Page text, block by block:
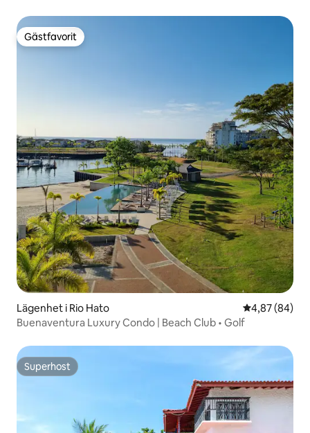
Gästfavorit
Gästfavorit
Lägenhet i Rio Hato 4,87 av 5 i
4,87 (84)
Buenaventura Luxury Condo | Beach Club • Golf
Superhost
Superhost